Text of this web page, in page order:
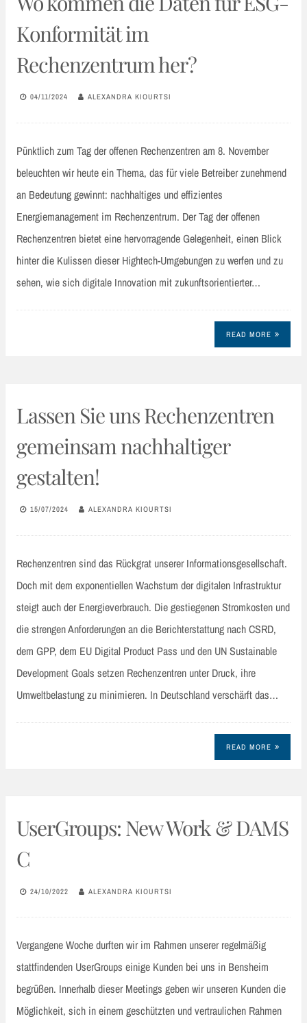
Konformität im
Rechenzentrum her?
04/11/2024 ALEXANDRA KIOURTSI
Pünktlich zum Tag der offenen Rechenzentren am 8. November
beleuchten wir heute ein Thema, das für viele Betreiber zunehmend
an Bedeutung gewinnt: nachhaltiges und effizientes
Energiemanagement im Rechenzentrum. Der Tag der offenen
Rechenzentren bietet eine hervorragende Gelegenheit, einen Blick
hinter die Kulissen dieser Hightech-Umgebungen zu werfen und zu
sehen, wie sich digitale Innovation mit zukunftsorientierter…
READ MORE
Lassen Sie uns Rechenzentren
gemeinsam nachhaltiger
gestalten!
15/07/2024 ALEXANDRA KIOURTSI
Rechenzentren sind das Rückgrat unserer Informationsgesellschaft.
Doch mit dem exponentiellen Wachstum der digitalen Infrastruktur
steigt auch der Energieverbrauch. Die gestiegenen Stromkosten und
die strengen Anforderungen an die Berichterstattung nach CSRD,
dem GPP, dem EU Digital Product Pass und den UN Sustainable
Development Goals setzen Rechenzentren unter Druck, ihre
Umweltbelastung zu minimieren. In Deutschland verschärft das…
READ MORE
UserGroups: New Work & DAMS
C
24/10/2022 ALEXANDRA KIOURTSI
Vergangene Woche durften wir im Rahmen unserer regelmäßig
stattfindenden UserGroups einige Kunden bei uns in Bensheim
begrüßen. Innerhalb dieser Meetings geben wir unseren Kunden die
Möglichkeit, sich in einem geschützten und vertraulichen Rahmen